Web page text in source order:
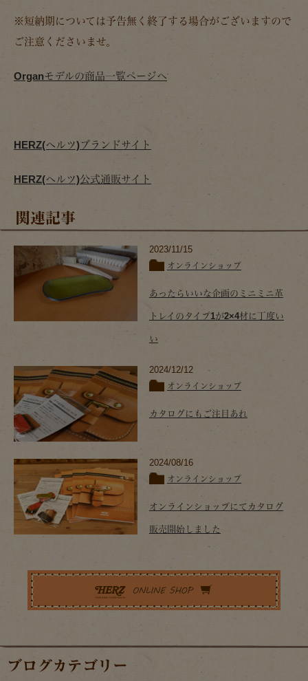
※短納期については予告無く終了する場合がございますので
ご注意くださいませ。
Organモデルの商品一覧ページへ
HERZ(ヘルツ)ブランドサイト
HERZ(ヘルツ)公式通販サイト
関連記事
2023/11/15
オンラインショップ
あったらいいな企画のミニミニ革
トレイのタイプ1が2×4材に丁度い
い
2024/12/12
オンラインショップ
カタログにもご注目あれ
2024/08/16
オンラインショップ
オンラインショップにてカタログ
販売開始しました
ブログカテゴリー